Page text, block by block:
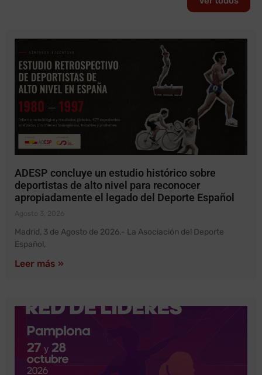
ADESP concluye un estudio histórico sobre
deportistas de alto nivel para reconocer
apropiadamente el legado del Deporte Español
Madrid, 3 de Agosto de 2026.- La Asociación del Deporte
Español,
Leer más »